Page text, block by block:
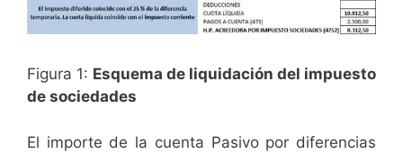
Figura 1: Esquema de liquidación del impuesto
de sociedades
El importe de la cuenta Pasivo por diferencias